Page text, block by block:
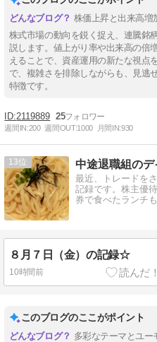
株価上昇と出来高増
株式市場の動向を鋭く捉え、連騰銘
説します。値上がり率や出来高の倍
えることで、資産運用の新たな視点
で、複雑さを排除しながらも、見逃
特徴です。
2119889 25
週間IN:200 週間OUT:1000 月間IN:930
13
最近、トレードを
記録です。株主優
券で食べたランチ
８月７日（金）の記録☆
10時間前
このブログのここがポイント
多彩なテーマとユー